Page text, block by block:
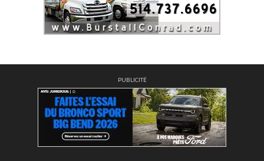
PUBLICITÉ